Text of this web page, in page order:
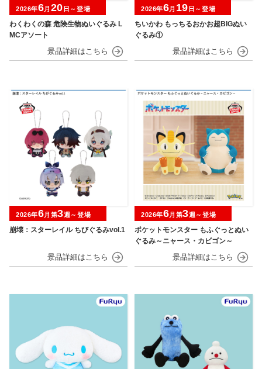
わくわくの森 危険生物ぬいぐるみ L
MCアソート
2026年6月 20 日～登場
ちいかわ もっちるおかお超BIGぬい
ぐるみ①
2026年6月 19 日～登場
崩壊：スターレイル ちびぐるみvol.1
2026年6月第3週～登場
ポケットモンスター もふぐっとぬい
ぐるみ～ニャース・カビゴン～
2026年6月第3週～登場